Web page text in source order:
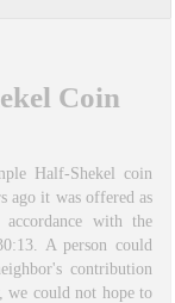
Coin
Half-Shekel coin
ago it was offered as
with the
A person could
contribution
we could not hope to